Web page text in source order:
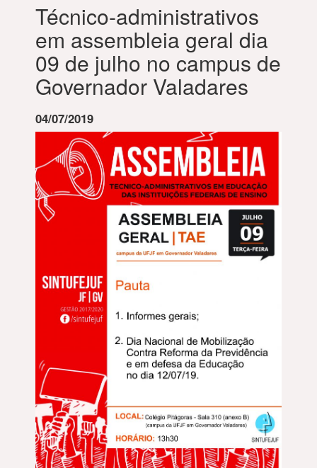
Técnico-administrativos
em assembleia geral dia
09 de julho no campus de
Governador Valadares
04/07/2019